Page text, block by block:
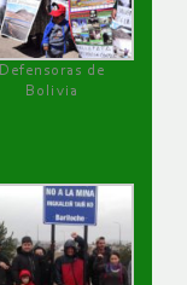
Defensoras de
Bolivia